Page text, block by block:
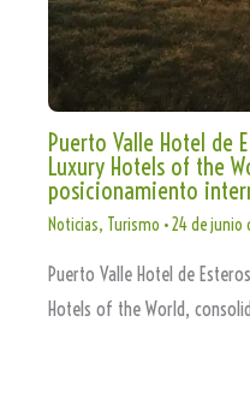
Puerto Valle Hotel de
Luxury Hotels of the
posicionamiento
Noticias, Turismo •24 de junio
Puerto Valle Hotel de
Hotels of the World,